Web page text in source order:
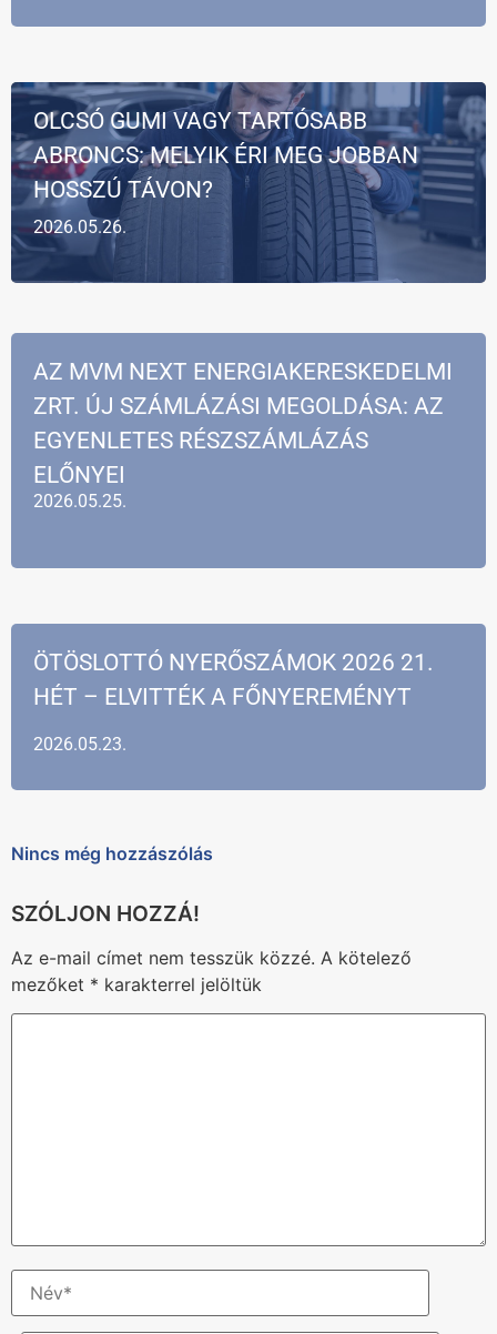
2026.05.26.
OLCSÓ GUMI VAGY TARTÓSABB
ABRONCS: MELYIK ÉRI MEG JOBBAN
HOSSZÚ TÁVON?
2026.05.25.
AZ MVM NEXT ENERGIAKERESKEDELMI
ZRT. ÚJ SZÁMLÁZÁSI MEGOLDÁSA: AZ
EGYENLETES RÉSZSZÁMLÁZÁS
ELŐNYEI
2026.05.23.
ÖTÖSLOTTÓ NYERŐSZÁMOK 2026 21.
HÉT – ELVITTÉK A FŐNYEREMÉNYT
Nincs még hozzászólás
Az e-mail címet nem tesszük közzé. A kötelező
mezőket * karakterrel jelöltük